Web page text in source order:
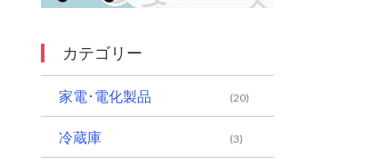
カテゴリー
家電･電化製品 (20)
冷蔵庫 (3)